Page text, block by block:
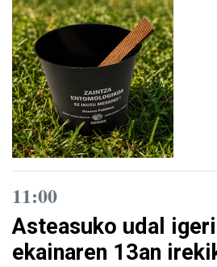
11:00
Asteasuko udal
ekainaren 13an